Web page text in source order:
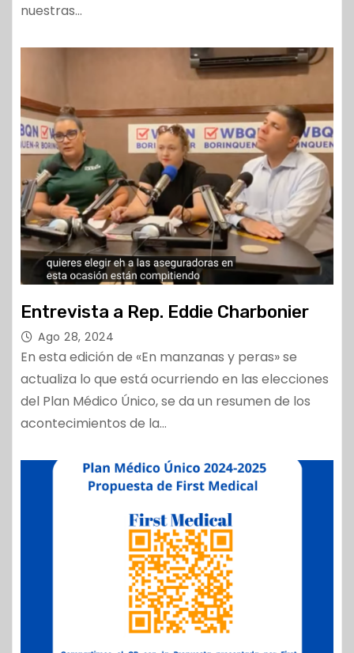
nuestras…
Entrevista a Rep. Eddie Charbonier
Ago 28, 2024
En esta edición de «En manzanas y peras» se
actualiza lo que está ocurriendo en las elecciones
del Plan Médico Único, se da un resumen de los
acontecimientos de la…